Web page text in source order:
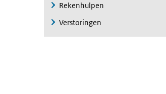
Rekenhulpen
Verstoringen